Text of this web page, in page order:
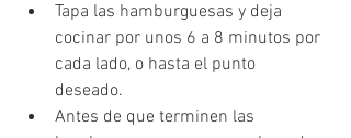
Tapa las hamburguesas y deja
cocinar por unos 6 a 8 minutos por
cada lado, o hasta el punto
deseado.
Antes de que terminen las